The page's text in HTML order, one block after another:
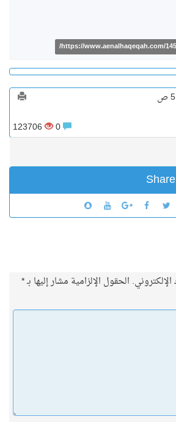
https://www.aenalhaqeqah.com/
123706
الحقول الإلزامية مشار إليها بـ*